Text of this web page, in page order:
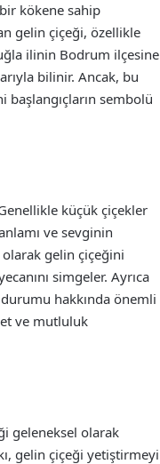
kökene sahip
gelin çiçeği, özellikle
ilinin Bodrum ilçesine
bilinir. Ancak, bu
sembolü
küçük çiçekler
ve sevginin
gelin çiçeğini
simgeler. Ayrıca
hakkında önemli
ve mutluluk
geleneksel olarak
gelin çiçeği yetiştirmeyi